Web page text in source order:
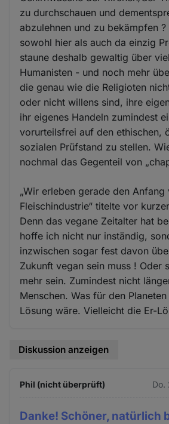
zu durchschauen und
abzulehnen und zu bekämpfen
sowohl hier als auch da einzig
staune deshalb gewaltig über
Humanisten - und noch mehr
die genau wie die Religioten
oder nicht willens sind, ihre
ihr eigenes Handeln zumindest
vorurteilsfrei auf den ethischen,
sozialen Prüfstand zu stellen.
nochmal das Gegenteil von
„Wir erleben gerade den
Fleischindustrie“ titelte vor
Denn das vegane Zeitalter hat
hoffe ich nicht nur inständig,
inzwischen sogar fest davon
Zukunft vegan sein muss ! Oder
mehr sein. Zumindest nicht
Menschen. Was für den
Lösung wäre. Vielleicht die Er-
Diskussion anzeigen
Phil (nicht überprüft) Do.
Danke! Schöner, natürlich